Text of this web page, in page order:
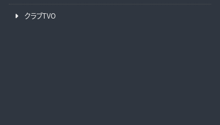
クラブTVO